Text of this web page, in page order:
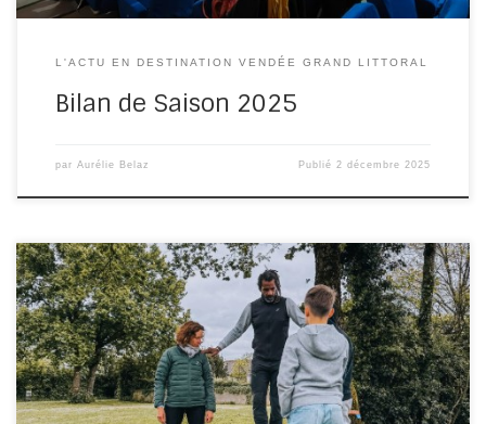
L'ACTU EN DESTINATION VENDÉE GRAND LITTORAL
Bilan de Saison 2025
par Aurélie Belaz Publié 2 décembre 2025
Un travail en collaboration avec Vendée Expansion L‘Office
de Tourisme Destination Vendée Grand Littoral s’associe
tous les ans aux accueils […]